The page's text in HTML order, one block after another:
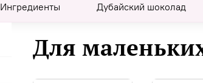
Ингредиенты Дубайский шоколад
Для